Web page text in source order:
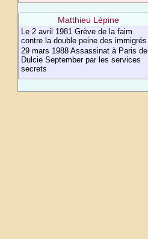
Matthieu Lépine
Le 2 avril 1981 Grève de la faim
contre la double peine des immigrés
29 mars 1988 Assassinat à Paris de
Dulcie September par les services
secrets